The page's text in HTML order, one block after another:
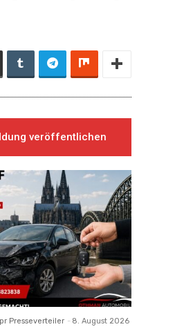
veröffentlichen
Presseverteiler - 8. August 2026